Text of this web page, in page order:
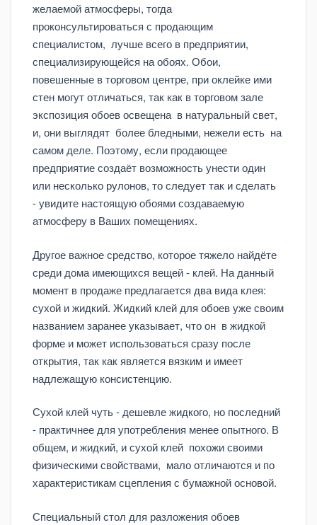
желаемой атмосферы, тогда
проконсультироваться с продающим
специалистом, лучше всего в предприятии,
специализирующейся на обоях. Обои,
повешенные в торговом центре, при оклейке ими
стен могут отличаться, так как в торговом зале
экспозиция обоев освещена в натуральный свет,
и, они выглядят более бледными, нежели есть на
самом деле. Поэтому, если продающее
предприятие создаёт возможность унести один
или несколько рулонов, то следует так и сделать
- увидите настоящую обоями создаваемую
атмосферу в Ваших помещениях.
Другое важное средство, которое тяжело найдёте
среди дома имеющихся вещей - клей. На данный
момент в продаже предлагается два вида клея:
сухой и жидкий. Жидкий клей для обоев уже своим
названием заранее указывает, что он в жидкой
форме и может использоваться сразу после
открытия, так как является вязким и имеет
надлежащую консистенцию.
Сухой клей чуть - дешевле жидкого, но последний
- практичнее для употребления менее опытного. В
общем, и жидкий, и сухой клей похожи своими
физическими свойствами, мало отличаются и по
характеристикам сцепления с бумажной основой.
Специальный стол для разложения обоев